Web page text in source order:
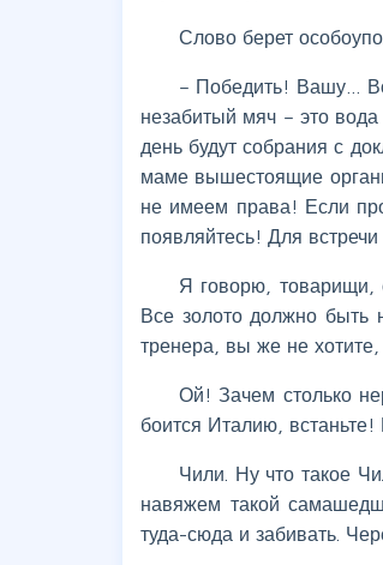
Слово берет
– Победить! Вашу…
незабитый мяч – это
день будут собрания с
маме вышестоящие
не имеем права! Если
появляйтесь! Для
Я говорю, товарищи,
Все золото должно
тренера, вы же не
Ой! Зачем столько
боится Италию, встаньте!
Чили. Ну что такое
навяжем такой
туда-сюда и забивать.